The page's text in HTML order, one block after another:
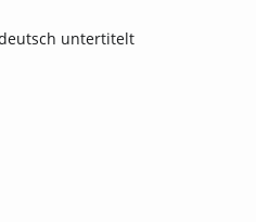
untertitelt